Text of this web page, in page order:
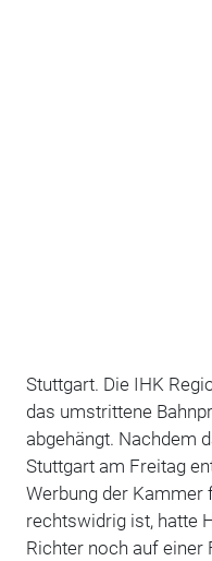
Stuttgart. Die IHK
das umstrittene
abgehängt. Nachdem
Stuttgart am Freitag
Werbung der
rechtswidrig ist, hatte
Richter noch auf einer